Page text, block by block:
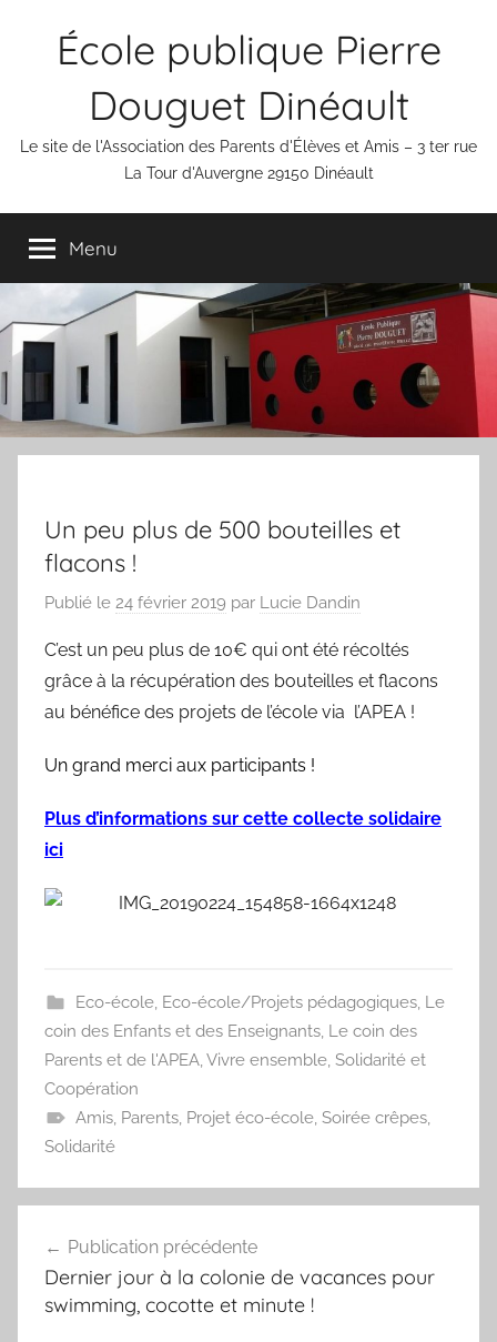
École publique Pierre
Douguet Dinéault
Le site de l'Association des Parents d'Élèves et Amis – 3 ter rue
La Tour d'Auvergne 29150 Dinéault
Menu
Un peu plus de 500 bouteilles et
flacons !
Publié le 24 février 2019 par Lucie Dandin
C’est un peu plus de 10€ qui ont été récoltés
grâce à la récupération des bouteilles et flacons
au bénéfice des projets de l’école via l’APEA !
Un grand merci aux participants !
Plus d’informations sur cette collecte solidaire
ici
Eco-école, Eco-école/Projets pédagogiques, Le
coin des Enfants et des Enseignants, Le coin des
Parents et de l'APEA,Vivre ensemble, Solidarité et
Coopération
Amis, Parents, Projet éco-école, Soirée crêpes,
Solidarité
de
l’article
Publication précédente
Dernier jour à la colonie de vacances pour
swimming, cocotte et minute !